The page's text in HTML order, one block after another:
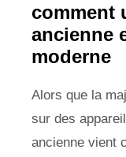
comment
ancienne
moderne
Alors que la
sur des
ancienne vient